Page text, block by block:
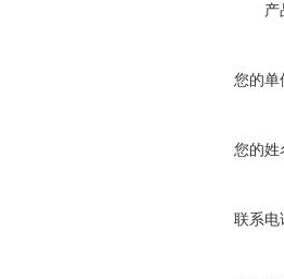
产
您的单
您的姓
联系电